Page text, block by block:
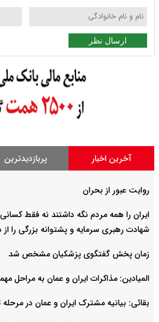
ارسال نظر
آخرین اخبار پربازدیدترین
روایت عبور از بحران
ایران را همه مردم نگه داشتند نه فقط
شهادت رهبری سرمایه و پشتوانه بزرگی را
زمان پخش گفتگوی پزشکیان مشخص شد
المیادین: مذاکرات ایران و عمان به مراحل
بقائی: بیانیه مشترک ایران و عمان در